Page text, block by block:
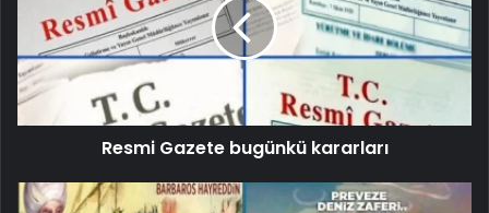
Resmi Gazete bugünkü kararları